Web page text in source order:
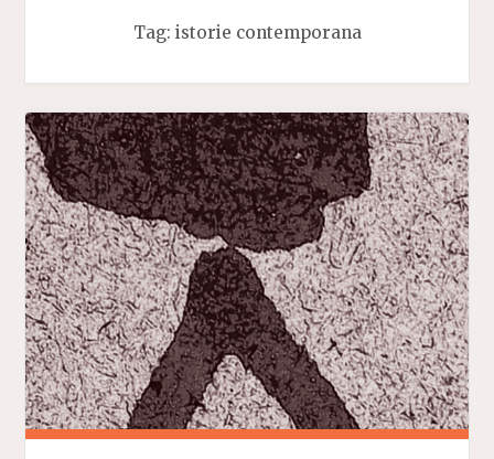
Tag: istorie contemporana